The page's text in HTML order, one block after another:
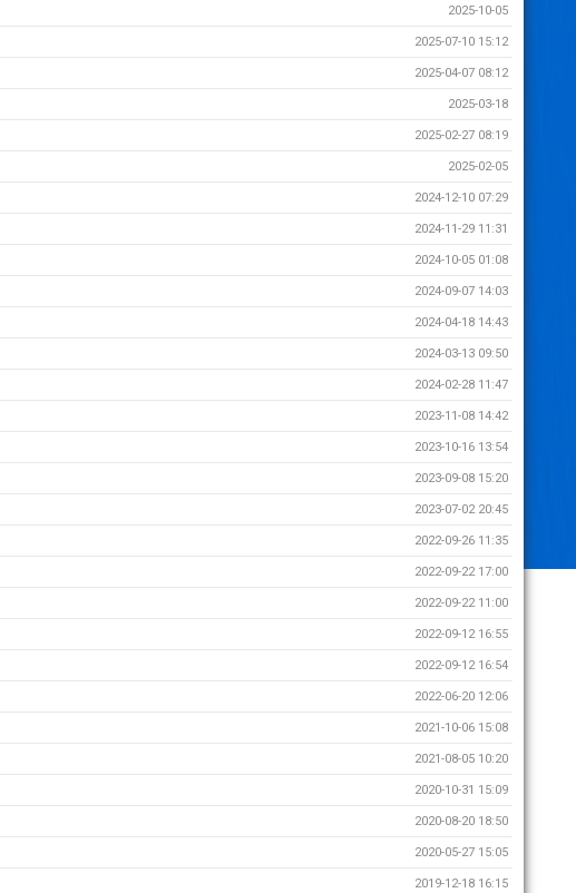
2025-10-05
2025-07-10 15:12
2025-04-07 08:12
2025-03-18
2025-02-27 08:19
2025-02-05
2024-12-10 07:29
2024-11-29 11:31
2024-10-05 01:08
2024-09-07 14:03
2024-04-18 14:43
2024-03-13 09:50
2024-02-28 11:47
2023-11-08 14:42
2023-10-16 13:54
2023-09-08 15:20
2023-07-02 20:45
2022-09-26 11:35
2022-09-22 17:00
2022-09-22 11:00
2022-09-12 16:55
2022-09-12 16:54
2022-06-20 12:06
2021-10-06 15:08
2021-08-05 10:20
2020-10-31 15:09
2020-08-20 18:50
2020-05-27 15:05
2019-12-18 16:15